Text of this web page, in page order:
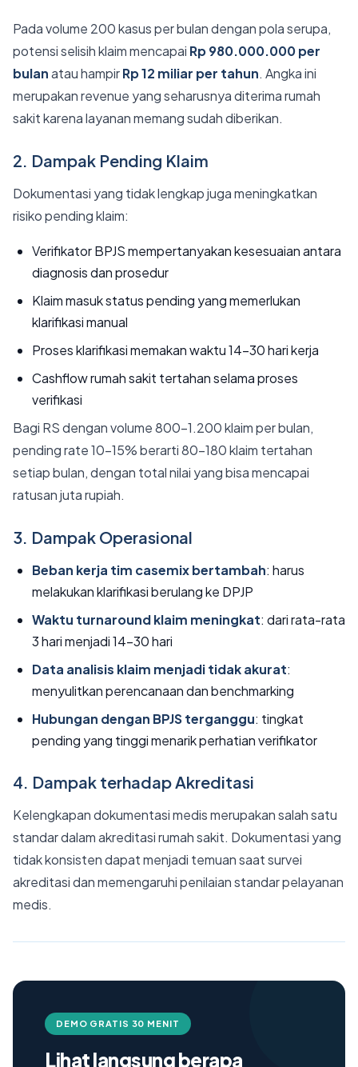
Pada volume 200 kasus per bulan dengan pola serupa,
potensi selisih klaim mencapai Rp 980.000.000 per
bulanatau hampirRp 12 miliar per tahun. Angka ini
merupakan revenue yang seharusnya diterima rumah
sakit karena layanan memang sudah diberikan.
2. Dampak Pending Klaim
Dokumentasi yang tidak lengkap juga meningkatkan
risiko pending klaim:
Verifikator BPJS mempertanyakan kesesuaian antara
diagnosis dan prosedur
Klaim masuk status pending yang memerlukan
klarifikasi manual
Proses klarifikasi memakan waktu 14-30 hari kerja
Cashflow rumah sakit tertahan selama proses
verifikasi
Bagi RS dengan volume 800-1.200 klaim per bulan,
pending rate 10-15% berarti 80-180 klaim tertahan
setiap bulan, dengan total nilai yang bisa mencapai
ratusan juta rupiah.
3. Dampak Operasional
Beban kerja tim casemix bertambah: harus
melakukan klarifikasi berulang ke DPJP
Waktu turnaround klaim meningkat: dari rata-rata
3 hari menjadi 14-30 hari
Data analisis klaim menjadi tidak akurat:
menyulitkan perencanaan dan benchmarking
Hubungan dengan BPJS terganggu: tingkat
pending yang tinggi menarik perhatian verifikator
4. Dampak terhadap Akreditasi
Kelengkapan dokumentasi medis merupakan salah satu
standar dalam akreditasi rumah sakit. Dokumentasi yang
tidak konsisten dapat menjadi temuan saat survei
akreditasi dan memengaruhi penilaian standar pelayanan
medis.
DEMO GRATIS 30 MENIT
Lihat langsung berapa